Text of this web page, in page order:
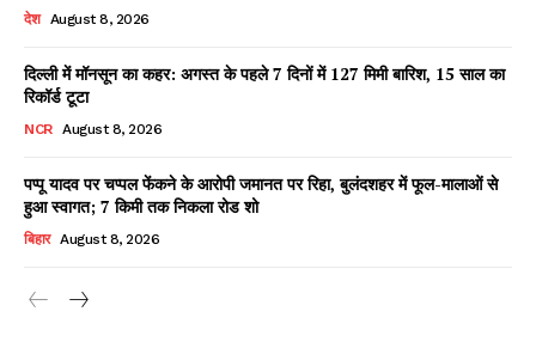
Facebook
X
Read Latest News on AIN
देश August 8, 2026
दिल्ली में मॉनसून का कहर: अगस्त के पहले 7 दिनों में 127 मिमी बारिश, 15 साल का
रिकॉर्ड टूटा
NCR August 8, 2026
पप्पू यादव पर चप्पल फेंकने के आरोपी जमानत पर रिहा, बुलंदशहर में फूल-मालाओं से
हुआ स्वागत; 7 किमी तक निकला रोड शो
बिहार August 8, 2026